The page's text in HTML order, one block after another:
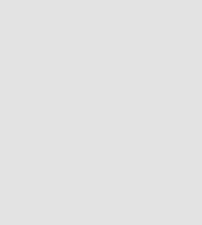
№ РД 49-197/26.05.2021 г.
№ РД 49-196/21.05.2021 г.